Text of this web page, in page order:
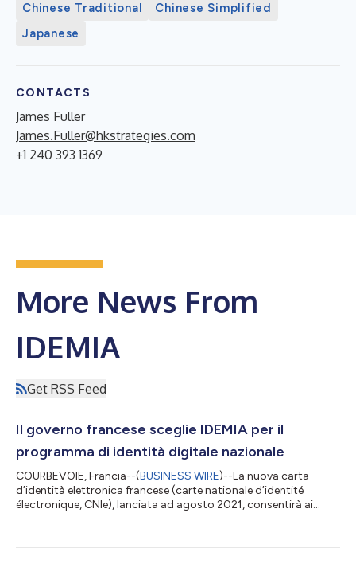
Chinese Traditional
Chinese Simplified
Japanese
CONTACTS
James Fuller
James.Fuller@hkstrategies.com
+1 240 393 1369
More News From
IDEMIA
Get RSS Feed
Il governo francese sceglie IDEMIA per il
programma di identità digitale nazionale
COURBEVOIE, Francia--(BUSINESS WIRE)--La nuova carta
d’identità elettronica francese (carte nationale d’identité
électronique, CNIe), lanciata ad agosto 2021, consentirà ai
redatto nella lingua di partenza, è la versione ufficiale che fa